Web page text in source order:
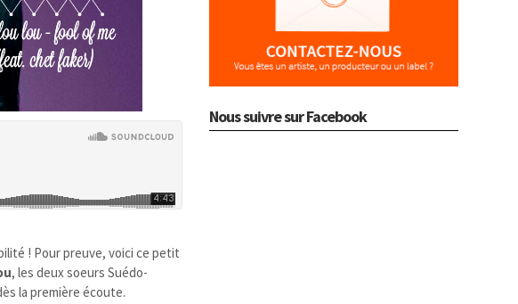
! Pour preuve, voici ce petit
, les deux soeurs Suédo-
la première écoute.
Nous suivre sur Facebook